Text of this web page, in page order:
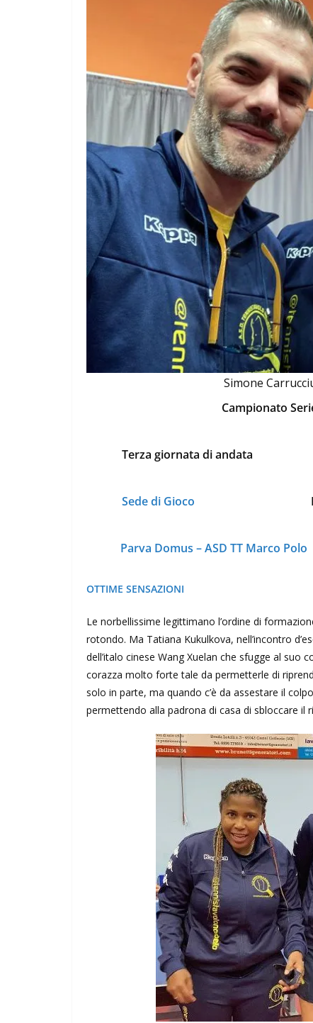
Simone
Campionato
Terza giornata di andata
Sede di Gioco
Parva Domus – ASD TT Marco Polo
OTTIME SENSAZIONI
Le norbellissime legittimano l’ordine di
rotondo. Ma Tatiana Kukulkova, nell’incontro
dell’italo cinese Wang Xuelan che sfugge al suo
corazza molto forte tale da permetterle di
solo in parte, ma quando c’è da assestare il
permettendo alla padrona di casa di sbloccare il